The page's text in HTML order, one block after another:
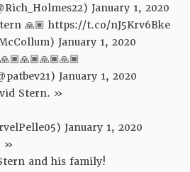
January 1, 2020
🙏🏽 https://t.co/nJ5Krv6Bke
January 1, 2020
January 1, 2020
Stern. »
January 1, 2020
»
and his family!